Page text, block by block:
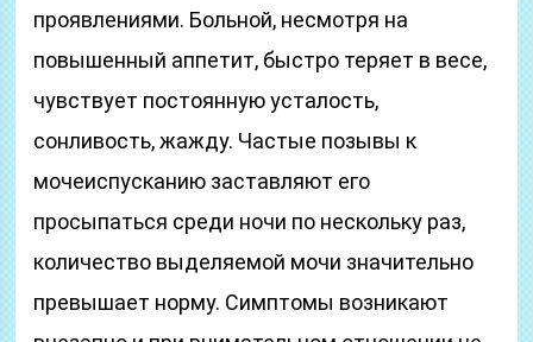
проявлениями. Больной, несмотря на
повышенный аппетит, быстро теряет в весе,
чувствует постоянную усталость,
сонливость, жажду. Частые позывы к
мочеиспусканию заставляют его
просыпаться среди ночи по нескольку раз,
количество выделяемой мочи значительно
превышает норму. Симптомы возникают